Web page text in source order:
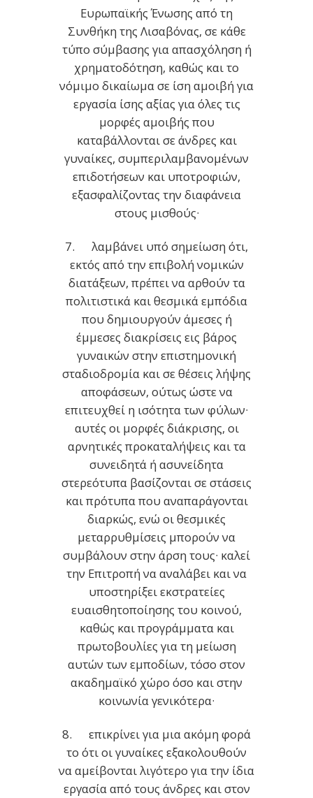
Ευρωπαϊκής Ένωσης από τη
Συνθήκη της Λισαβόνας, σε κάθε
τύπο σύμβασης για απασχόληση ή
χρηματοδότηση, καθώς και το
νόμιμο δικαίωμα σε ίση αμοιβή για
εργασία ίσης αξίας για όλες τις
μορφές αμοιβής που
καταβάλλονται σε άνδρες και
γυναίκες, συμπεριλαμβανομένων
επιδοτήσεων και υποτροφιών,
εξασφαλίζοντας την διαφάνεια
στους μισθούς·
7. λαμβάνει υπό σημείωση ότι,
εκτός από την επιβολή νομικών
διατάξεων, πρέπει να αρθούν τα
πολιτιστικά και θεσμικά εμπόδια
που δημιουργούν άμεσες ή
έμμεσες διακρίσεις εις βάρος
γυναικών στην επιστημονική
σταδιοδρομία και σε θέσεις λήψης
αποφάσεων, ούτως ώστε να
επιτευχθεί η ισότητα των φύλων·
αυτές οι μορφές διάκρισης, οι
αρνητικές προκαταλήψεις και τα
συνειδητά ή ασυνείδητα
στερεότυπα βασίζονται σε στάσεις
και πρότυπα που αναπαράγονται
διαρκώς, ενώ οι θεσμικές
μεταρρυθμίσεις μπορούν να
συμβάλουν στην άρση τους· καλεί
την Επιτροπή να αναλάβει και να
υποστηρίξει εκστρατείες
ευαισθητοποίησης του κοινού,
καθώς και προγράμματα και
πρωτοβουλίες για τη μείωση
αυτών των εμποδίων, τόσο στον
ακαδημαϊκό χώρο όσο και στην
κοινωνία γενικότερα·
8. επικρίνει για μια ακόμη φορά
το ότι οι γυναίκες εξακολουθούν
να αμείβονται λιγότερο για την ίδια
εργασία από τους άνδρες και στον